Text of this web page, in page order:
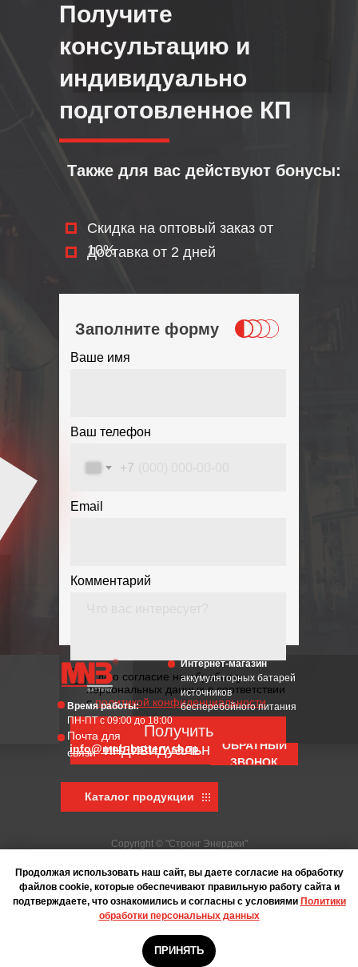
Получите
консультацию и
индивидуально
подготовленное КП
Также для вас действуют бонусы:
Скидка на оптовый заказ от
10%
Доставка от 2 дней
Заполните форму
Ваше имя
Ваш телефон
+7
Email
Комментарий
Я даю согласие на обработку
персональных данных в соответствии
сполитикой конфиденциальности
Получить
индивидуальное КП
Каталог продукции
Пользовательское соглашение/политика
конфиденциальности
Copyright © "Стронг Энерджи"
ОБРАТНЫЙ
ЗВОНОК
Интернет-магазин
аккумуляторных батарей
источников
бесперебойного питания
Время работы:
ПН-ПТ с 09:00 до 18:00
Почта для
связи
info@mnb-battery.shop
ИНН: 9724054790, ОГРН: 1217700354970,
ОКТМО: 45923000000
Продолжая использовать наш сайт, вы даете согласие на обработку
файлов cookie, которые обеспечивают правильную работу сайта и
подтверждаете, что ознакомились и согласны с условиями Политики
обработки персональных данных
ПРИНЯТЬ